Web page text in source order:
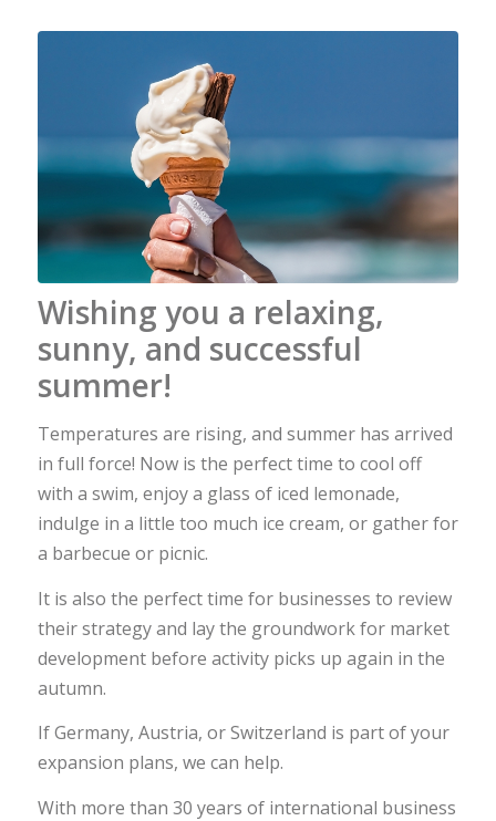
Wishing you a relaxing,
sunny, and successful
summer!
Temperatures are rising, and summer has arrived
in full force! Now is the perfect time to cool off
with a swim, enjoy a glass of iced lemonade,
indulge in a little too much ice cream, or gather for
a barbecue or picnic.
It is also the perfect time for businesses to review
their strategy and lay the groundwork for market
development before activity picks up again in the
autumn.
If Germany, Austria, or Switzerland is part of your
expansion plans, we can help.
With more than 30 years of international business